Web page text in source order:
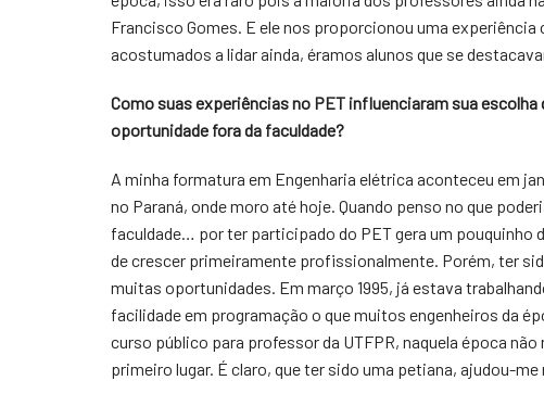
Francisco Gomes. E ele nos proporcionou uma
acostumados a lidar ainda, éramos alunos que se
Como suas experiências no PET influenciaram sua
oportunidade fora da faculdade?
A minha formatura em Engenharia elétrica aconteceu em
no Paraná, onde moro até hoje. Quando penso no que
faculdade… por ter participado do PET gera um
de crescer primeiramente profissionalmente. Porém, ter
muitas oportunidades. Em março 1995, já estava
facilidade em programação o que muitos engenheiros da
curso público para professor da UTFPR, naquela época
primeiro lugar. É claro, que ter sido uma petiana, ajudou-